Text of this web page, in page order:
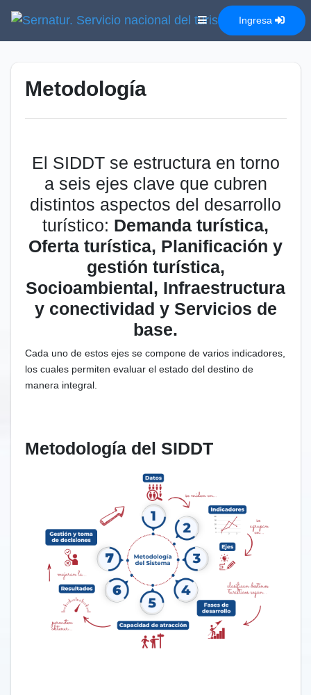
Ingresa
Metodología
El SIDDT se estructura en torno
a seis ejes clave que cubren
distintos aspectos del desarrollo
turístico: Demanda turística,
Oferta turística, Planificación y
gestión turística,
Socioambiental, Infraestructura
y conectividad y Servicios de
base.
Cada uno de estos ejes se compone de varios indicadores,
los cuales permiten evaluar el estado del destino de
manera integral.
Metodología del SIDDT